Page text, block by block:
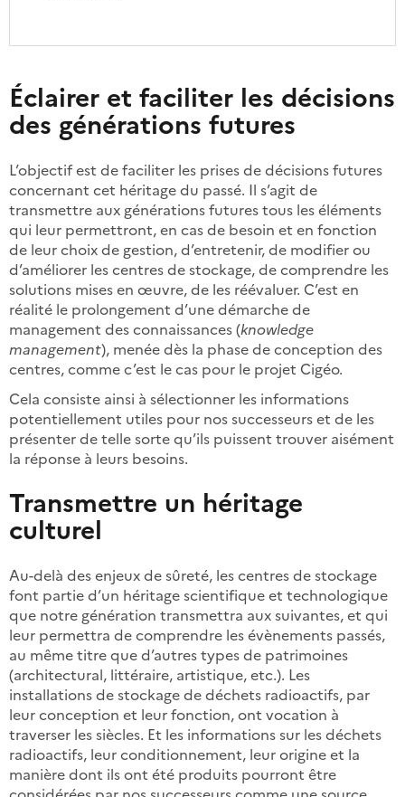
Éclairer et faciliter les décisions
des générations futures
L’objectif est de faciliter les prises de décisions futures
concernant cet héritage du passé. Il s’agit de
transmettre aux générations futures tous les éléments
qui leur permettront, en cas de besoin et en fonction
de leur choix de gestion, d’entretenir, de modifier ou
d’améliorer les centres de stockage, de comprendre les
solutions mises en œuvre, de les réévaluer. C’est en
réalité le prolongement d’une démarche de
management des connaissances (knowledge
management), menée dès la phase de conception des
centres, comme c’est le cas pour le projet Cigéo.
Cela consiste ainsi à sélectionner les informations
potentiellement utiles pour nos successeurs et de les
présenter de telle sorte qu’ils puissent trouver aisément
la réponse à leurs besoins.
Transmettre un héritage
culturel
Au-delà des enjeux de sûreté, les centres de stockage
font partie d’un héritage scientifique et technologique
que notre génération transmettra aux suivantes, et qui
leur permettra de comprendre les évènements passés,
au même titre que d’autres types de patrimoines
(architectural, littéraire, artistique, etc.). Les
installations de stockage de déchets radioactifs, par
leur conception et leur fonction, ont vocation à
traverser les siècles. Et les informations sur les déchets
radioactifs, leur conditionnement, leur origine et la
manière dont ils ont été produits pourront être